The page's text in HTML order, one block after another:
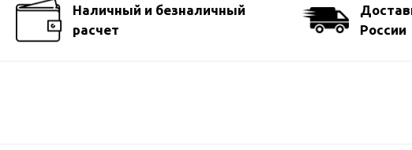
Наличный и безналичный
расчет
России